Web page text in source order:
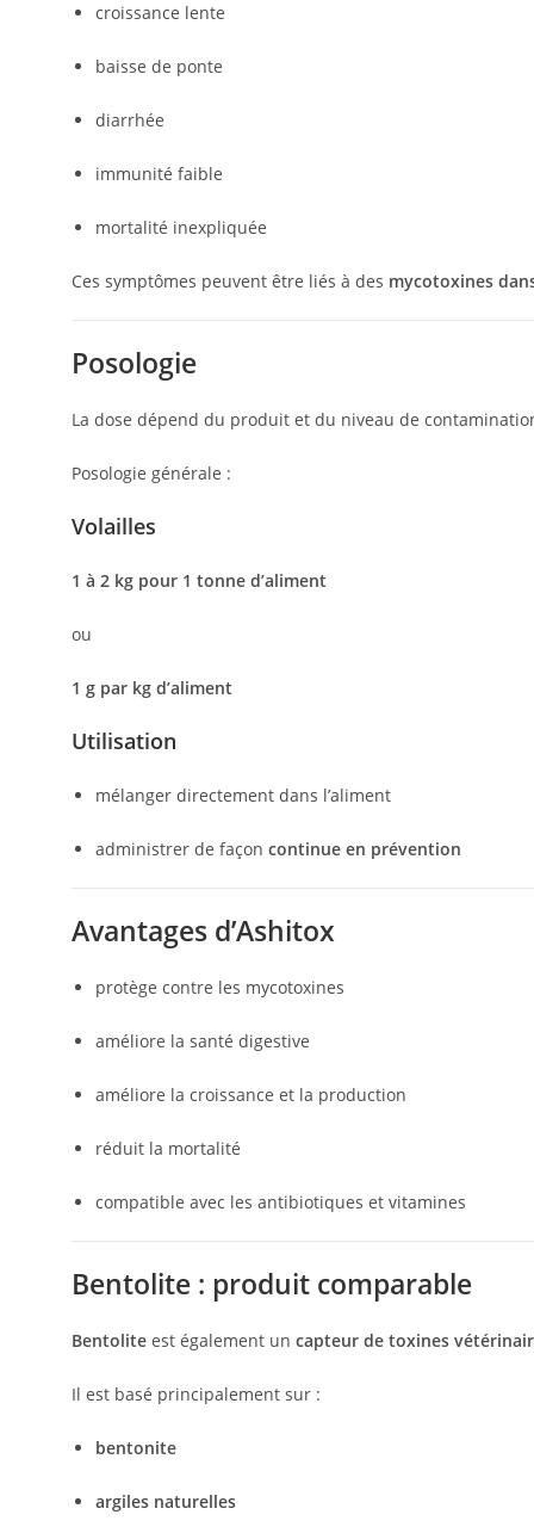
croissance lente
baisse de ponte
diarrhée
immunité faible
mortalité inexpliquée
Ces symptômes peuvent être liés à des mycotoxines
Posologie
La dose dépend du produit et du niveau de
Posologie générale :
Volailles
1 à 2 kg pour 1 tonne d’aliment
ou
1 g par kg d’aliment
Utilisation
mélanger directement dans l’aliment
administrer de façon continue en prévention
Avantages d’Ashitox
protège contre les mycotoxines
améliore la santé digestive
améliore la croissance et la production
réduit la mortalité
compatible avec les antibiotiques et vitamines
Bentolite : produit comparable
Bentolite est également un capteur de toxines
Il est basé principalement sur :
bentonite
argiles naturelles